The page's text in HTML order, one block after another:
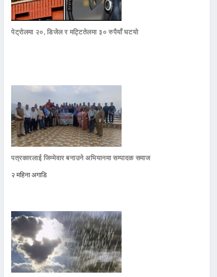
पेट्रोलमा २०, डिजेल र मट्टितेलमा ३० रुपैयाँ घटयो
पत्रकारलाई जिम्मेवार बनाउने अभियानमा सम्पादक समाज
२ महिना अगाडि